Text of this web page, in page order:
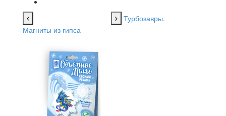
Турбозавры.
Магниты из гипса